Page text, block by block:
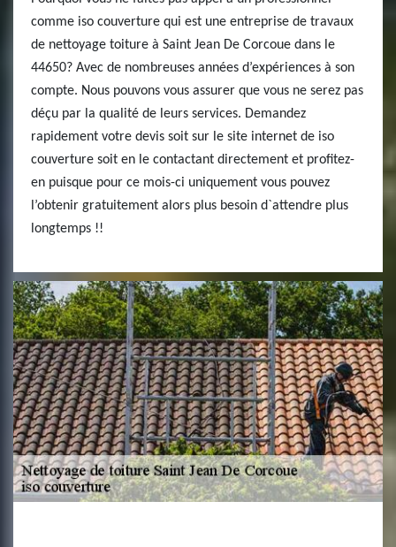
comme iso couverture qui est une entreprise de travaux
de nettoyage toiture à Saint Jean De Corcoue dans le
44650? Avec de nombreuses années d’expériences à son
compte. Nous pouvons vous assurer que vous ne serez pas
déçu par la qualité de leurs services. Demandez
rapidement votre devis soit sur le site internet de iso
couverture soit en le contactant directement et profitez-
en puisque pour ce mois-ci uniquement vous pouvez
l’obtenir gratuitement alors plus besoin d`attendre plus
longtemps !!